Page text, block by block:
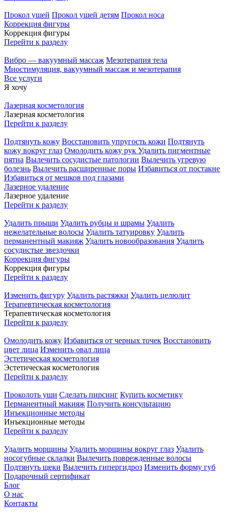
Прокол ушей Прокол ушей детям Прокол носа
Коррекция фигуры
Коррекция фигуры
Перейти к разделу
Вибро — вакуумный массаж Мезотерапия тела
Миостимуляция, вакуумный массаж и мезотерапия
Все услуги
Я хочу
Лазерная косметология
Лазерная косметология
Перейти к разделу
Подтянуть кожу Восстановить упругость кожи Подтянуть
кожу вокруг глаз Омолодить кожу рук Удалить пигментные
пятна Вылечить сосудистые патологии Вылечить угревую
болезнь Вылечить расширенные поры Избавиться от постакне
Избавиться от мешков под глазами
Лазерное удаление
Лазерное удаление
Перейти к разделу
Удалить прыщи Удалить рубцы и шрамы Удалить
нежелательные волосы Удалить татуировку Удалить
перманентный макияж Удалить новообразования Удалить
сосудистые звездочки
Коррекция фигуры
Коррекция фигуры
Перейти к разделу
Изменить фигуру Удалить растяжки Удалить целюлит
Терапевтическая косметология
Терапевтическая косметология
Перейти к разделу
Омолодить кожу Избавиться от черных точек Восстановить
цвет лица Изменить овал лица
Эстетическая косметология
Эстетическая косметология
Перейти к разделу
Проколоть уши Сделать пирсинг Купить косметику
Перманентный макияж Получить консультацию
Инъекционные методы
Инъекционные методы
Перейти к разделу
Удалить морщины Удалить морщины вокруг глаз Удалить
носогубные складки Вылечить поврежденные волосы
Подтянуть щеки Вылечить гипергидроз Изменить форму губ
Подарочный сертификат
Блог
О нас
Контакты